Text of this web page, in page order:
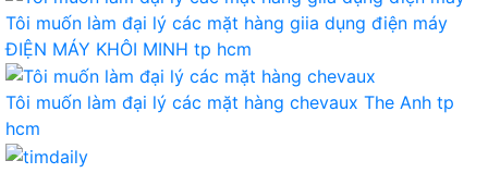
Tôi muốn làm đại lý các mặt hàng giia dụng điện máy
ĐIỆN MÁY KHÔI MINH tp hcm
Tôi muốn làm đại lý các mặt hàng chevaux The Anh tp
hcm